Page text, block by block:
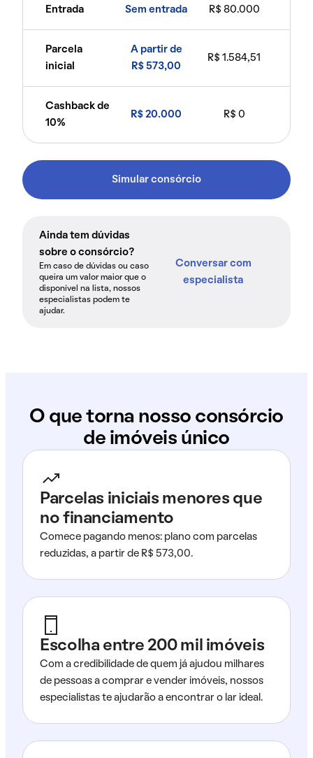
Entrada Sem entrada R$ 80.000
Parcela
inicial
A partir de
R$ 573,00
R$ 1.584,51
Cashback de
10%
R$ 20.000 R$ 0
Simular consórcio
Ainda tem dúvidas
sobre o consórcio?
Em caso de dúvidas ou caso
queira um valor maior que o
disponível na lista, nossos
especialistas podem te
ajudar.
Conversar com
especialista
O que torna nosso consórcio
de imóveis único
Parcelas iniciais menores que
no financiamento
Comece pagando menos: plano com parcelas
reduzidas, a partir de R$ 573,00.
Escolha entre 200 mil imóveis
Com a credibilidade de quem já ajudou milhares
de pessoas a comprar e vender imóveis, nossos
especialistas te ajudarão a encontrar o lar ideal.